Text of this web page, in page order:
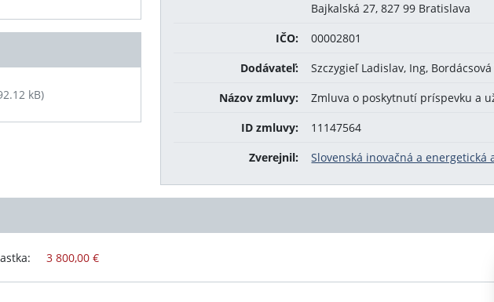
Bajkalská 27, 827 99 Bratislava
IČO:
00002801
Dodávateľ:
Szczygieľ Ladislav, Ing,
Názov zmluvy:
Zmluva o poskytnutí príspevku a
ID zmluvy:
11147564
Zverejnil:
Slovenská inovačná a energetická
kB)
3 800,00 €